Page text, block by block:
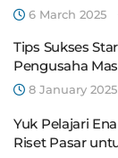
6 March 2025
Tips Sukses
Pengusaha
8 January 2025
Yuk Pelajari
Riset Pasar